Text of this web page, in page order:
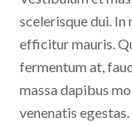
scelerisque dui. In
efficitur mauris.
fermentum at,
massa dapibus
venenatis